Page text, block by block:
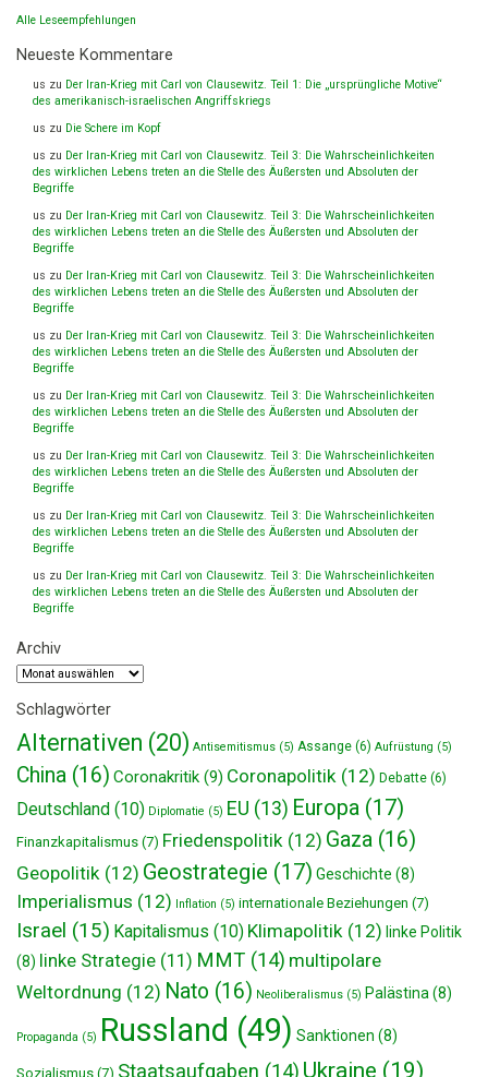
Alle Leseempfehlungen
Neueste Kommentare
us zu Der Iran-Krieg mit Carl von Clausewitz. Teil 1: Die „ursprüngliche Motive“
des amerikanisch-israelischen Angriffskriegs
us zu Die Schere im Kopf
us zu Der Iran-Krieg mit Carl von Clausewitz. Teil 3: Die Wahrscheinlichkeiten
des wirklichen Lebens treten an die Stelle des Äußersten und Absoluten der
Begriffe
us zu Der Iran-Krieg mit Carl von Clausewitz. Teil 3: Die Wahrscheinlichkeiten
des wirklichen Lebens treten an die Stelle des Äußersten und Absoluten der
Begriffe
us zu Der Iran-Krieg mit Carl von Clausewitz. Teil 3: Die Wahrscheinlichkeiten
des wirklichen Lebens treten an die Stelle des Äußersten und Absoluten der
Begriffe
us zu Der Iran-Krieg mit Carl von Clausewitz. Teil 3: Die Wahrscheinlichkeiten
des wirklichen Lebens treten an die Stelle des Äußersten und Absoluten der
Begriffe
us zu Der Iran-Krieg mit Carl von Clausewitz. Teil 3: Die Wahrscheinlichkeiten
des wirklichen Lebens treten an die Stelle des Äußersten und Absoluten der
Begriffe
us zu Der Iran-Krieg mit Carl von Clausewitz. Teil 3: Die Wahrscheinlichkeiten
des wirklichen Lebens treten an die Stelle des Äußersten und Absoluten der
Begriffe
us zu Der Iran-Krieg mit Carl von Clausewitz. Teil 3: Die Wahrscheinlichkeiten
des wirklichen Lebens treten an die Stelle des Äußersten und Absoluten der
Begriffe
us zu Der Iran-Krieg mit Carl von Clausewitz. Teil 3: Die Wahrscheinlichkeiten
des wirklichen Lebens treten an die Stelle des Äußersten und Absoluten der
Begriffe
Archiv
Archiv
Schlagwörter
Alternativen (20) Antisemitismus (5) Assange (6) Aufrüstung (5)
China (16) Coronakritik (9) Coronapolitik (12) Debatte (6)
Deutschland (10) Diplomatie (5) EU (13) Europa (17)
Finanzkapitalismus (7) Friedenspolitik (12) Gaza (16)
Geopolitik (12) Geostrategie (17) Geschichte (8)
Imperialismus (12) Inflation (5) internationale Beziehungen (7)
Israel (15) Kapitalismus (10) Klimapolitik (12) linke Politik
(8) linke Strategie (11) MMT (14) multipolare
Weltordnung (12) Nato (16) Neoliberalismus (5) Palästina (8)
Propaganda (5) Russland (49) Sanktionen (8)
Sozialismus (7) Staatsaufgaben (14) Ukraine (19)